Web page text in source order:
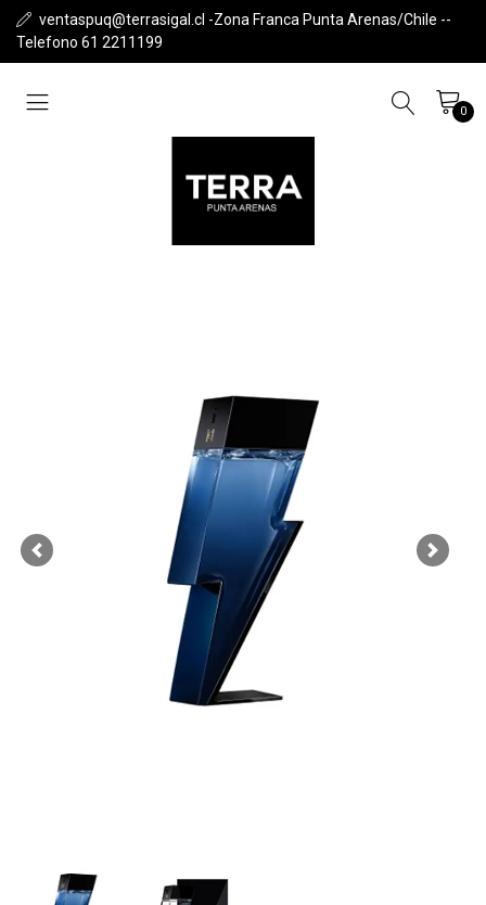
ventaspuq@terrasigal.cl -Zona Franca Punta Arenas/Chile --
Telefono 61 2211199
0
Previous Next